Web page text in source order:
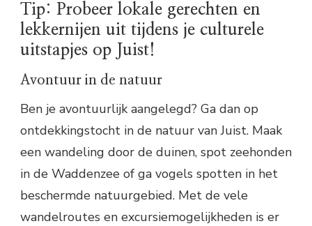
Tip: Probeer lokale gerechten en
lekkernijen uit tijdens je culturele
uitstapjes op Juist!
Avontuur in de natuur
Ben je avontuurlijk aangelegd? Ga dan op
ontdekkingstocht in de natuur van Juist. Maak
een wandeling door de duinen, spot zeehonden
in de Waddenzee of ga vogels spotten in het
beschermde natuurgebied. Met de vele
wandelroutes en excursiemogelijkheden is er